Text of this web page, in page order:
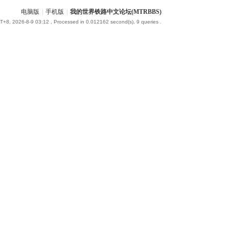
电脑版 手机版 我的世界铁路中文论坛(MTRBBS)
2026-8-9 03:12 , Processed in 0.012162 second(s), 9 queries .